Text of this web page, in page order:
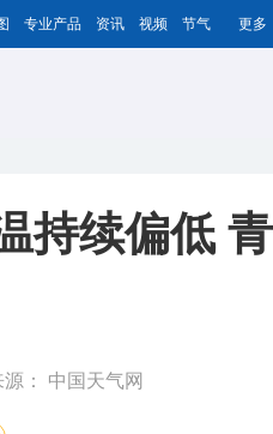
专业产品 资讯 视频 节气 更多
持续偏低
： 中国天气网